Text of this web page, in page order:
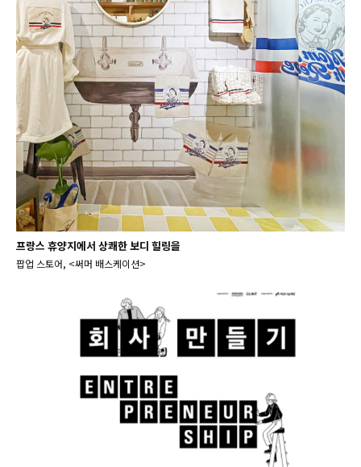
프랑스 휴양지에서 상쾌한 보디 힐링을
팝업 스토어, <써머 배스케이션>